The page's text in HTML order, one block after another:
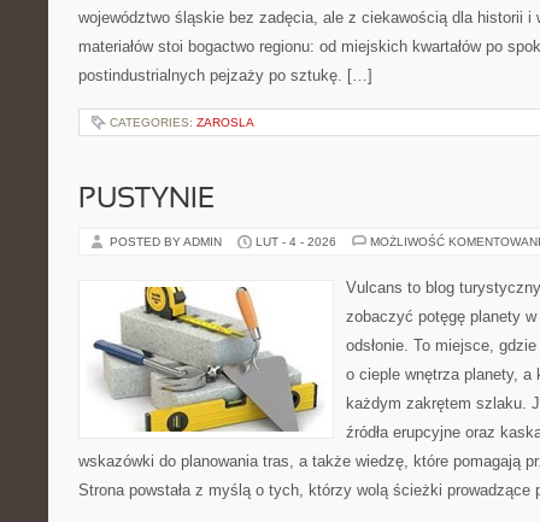
województwo śląskie bez zadęcia, ale z ciekawością dla historii i
materiałów stoi bogactwo regionu: od miejskich kwartałów po
postindustrialnych pejzaży po sztukę. […]
CATEGORIES: ZAROSLA
PUSTYNIE
POSTED BY ADMIN LUT - 4 - 2026 MOŻLIWOŚĆ
Vulcans to blog
zobaczyć potęgę planety
odsłonie. To miejsce,
o cieple wnętrza planety, a
każdym zakrętem szlaku.
źródła erupcyjne oraz
wskazówki do planowania tras, a także wiedzę, które pomagają
Strona powstała z myślą o tych, którzy wolą ścieżki